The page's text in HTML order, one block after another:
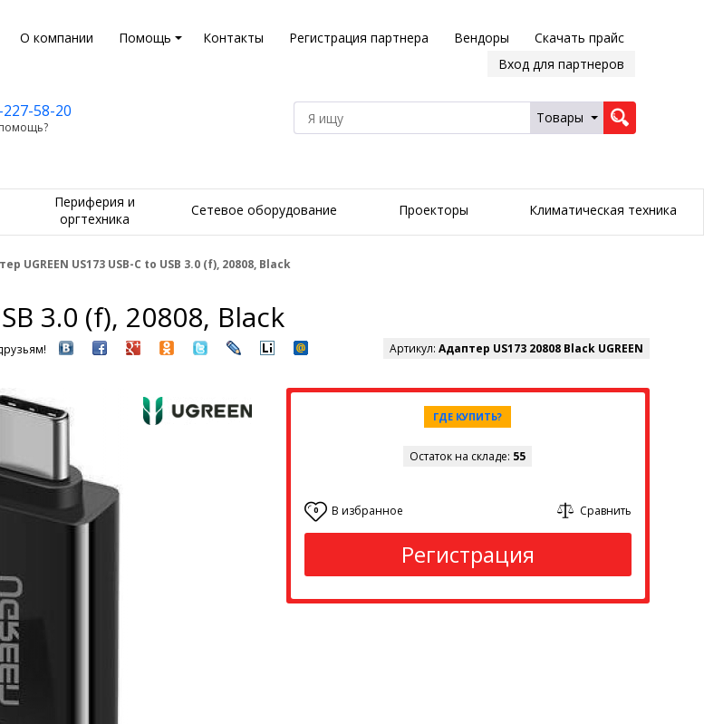
О компании Помощь Контакты Регистрация партнера Вендоры
Скачать прайс
Вход для партнеров
58-20 Товары
Периферия и
оргтехника
Сетевое оборудование Проекторы Климатическая техника
UGREEN US173 USB-C to USB 3.0 (f), 20808, Black
3.0 (f), 20808, Black
Артикул: Адаптер US173 20808 Black UGREEN
ГДЕ КУПИТЬ?
Остаток на складе: 55
0 В избранное Сравнить
Регистрация